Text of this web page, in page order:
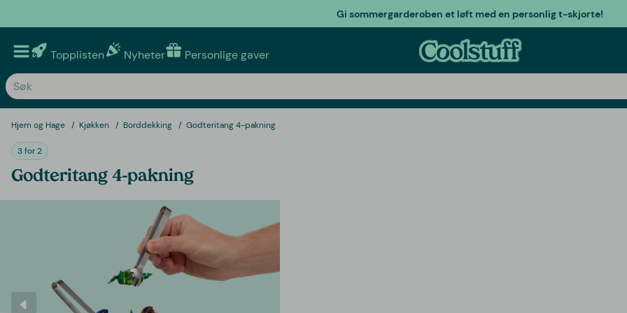
Gi sommergarderoben et løft med en personlig t-skjorte!
Topplisten Nyheter Personlige gaver
Hjem og Hage Kjøkken Borddekking Godteritang 4-pakning
3 for 2
Godteritang 4-pakning